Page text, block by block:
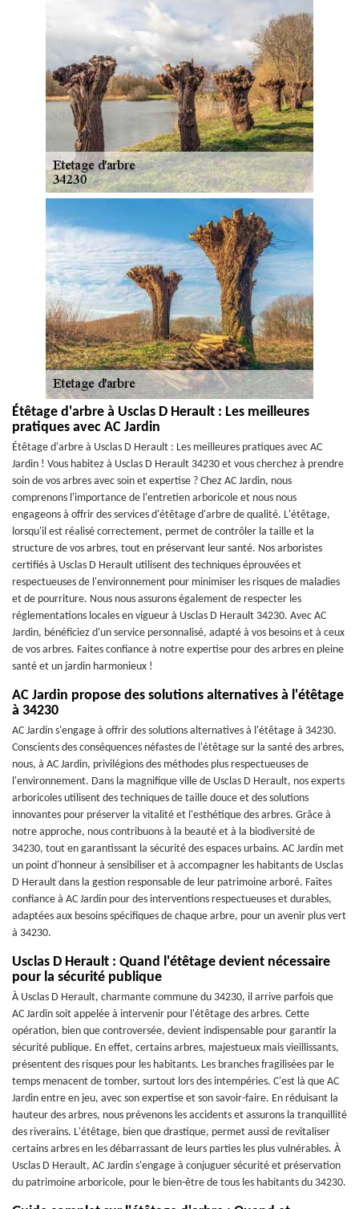
Étêtage d'arbre à Usclas D Herault : Les meilleures
pratiques avec AC Jardin
Étêtage d'arbre à Usclas D Herault : Les meilleures pratiques avec AC
Jardin ! Vous habitez à Usclas D Herault 34230 et vous cherchez à prendre
soin de vos arbres avec soin et expertise ? Chez AC Jardin, nous
comprenons l'importance de l'entretien arboricole et nous nous
engageons à offrir des services d'étêtage d'arbre de qualité. L'étêtage,
lorsqu'il est réalisé correctement, permet de contrôler la taille et la
structure de vos arbres, tout en préservant leur santé. Nos arboristes
certifiés à Usclas D Herault utilisent des techniques éprouvées et
respectueuses de l'environnement pour minimiser les risques de maladies
et de pourriture. Nous nous assurons également de respecter les
réglementations locales en vigueur à Usclas D Herault 34230. Avec AC
Jardin, bénéficiez d'un service personnalisé, adapté à vos besoins et à ceux
de vos arbres. Faites confiance à notre expertise pour des arbres en pleine
santé et un jardin harmonieux !
AC Jardin propose des solutions alternatives à l'étêtage
à 34230
AC Jardin s'engage à offrir des solutions alternatives à l'étêtage à 34230.
Conscients des conséquences néfastes de l'étêtage sur la santé des arbres,
nous, à AC Jardin, privilégions des méthodes plus respectueuses de
l'environnement. Dans la magnifique ville de Usclas D Herault, nos experts
arboricoles utilisent des techniques de taille douce et des solutions
innovantes pour préserver la vitalité et l'esthétique des arbres. Grâce à
notre approche, nous contribuons à la beauté et à la biodiversité de
34230, tout en garantissant la sécurité des espaces urbains. AC Jardin met
un point d'honneur à sensibiliser et à accompagner les habitants de Usclas
D Herault dans la gestion responsable de leur patrimoine arboré. Faites
confiance à AC Jardin pour des interventions respectueuses et durables,
adaptées aux besoins spécifiques de chaque arbre, pour un avenir plus vert
à 34230.
Usclas D Herault : Quand l'étêtage devient nécessaire
pour la sécurité publique
À Usclas D Herault, charmante commune du 34230, il arrive parfois que
AC Jardin soit appelée à intervenir pour l'étêtage des arbres. Cette
opération, bien que controversée, devient indispensable pour garantir la
sécurité publique. En effet, certains arbres, majestueux mais vieillissants,
présentent des risques pour les habitants. Les branches fragilisées par le
temps menacent de tomber, surtout lors des intempéries. C'est là que AC
Jardin entre en jeu, avec son expertise et son savoir-faire. En réduisant la
hauteur des arbres, nous prévenons les accidents et assurons la tranquillité
des riverains. L'étêtage, bien que drastique, permet aussi de revitaliser
certains arbres en les débarrassant de leurs parties les plus vulnérables. À
Usclas D Herault, AC Jardin s'engage à conjuguer sécurité et préservation
du patrimoine arboricole, pour le bien-être de tous les habitants du 34230.